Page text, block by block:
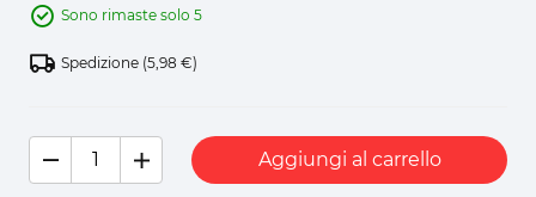
Sono rimaste solo 5
Spedizione (5,98 €)
Aggiungi al carrello